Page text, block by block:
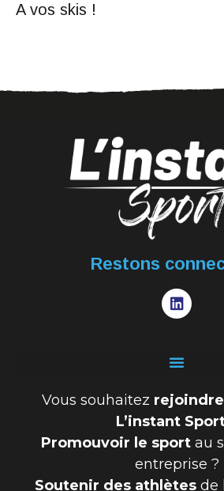
A vos skis !
Restons
Vous souhaitez
L’instant
Promouvoir le sport au
entreprise ?
Soutenir des athlètesde